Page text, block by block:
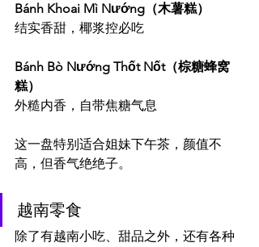
Bánh Khoai Mì Nướng（木薯糕）
结实香甜，椰浆控必吃
Bánh Bò Nướng Thốt Nốt（棕糖蜂窝
糕）
外糙内香，自带焦糖气息
这一盘特别适合姐妹下午茶，颜值不
高，但香气绝绝子。
越南零食
除了有越南小吃、甜品之外，还有各种